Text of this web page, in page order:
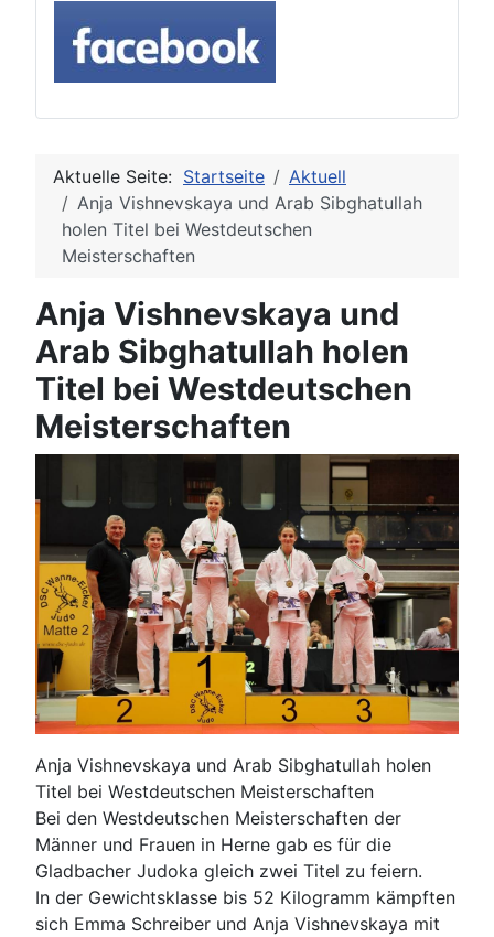
Aktuelle Seite: Startseite
Aktuell
Anja Vishnevskaya und Arab Sibghatullah
holen Titel bei Westdeutschen
Meisterschaften
Anja Vishnevskaya und
Arab Sibghatullah holen
Titel bei Westdeutschen
Meisterschaften
Anja Vishnevskaya und Arab Sibghatullah holen
Titel bei Westdeutschen Meisterschaften
Bei den Westdeutschen Meisterschaften der
Männer und Frauen in Herne gab es für die
Gladbacher Judoka gleich zwei Titel zu feiern.
In der Gewichtsklasse bis 52 Kilogramm kämpften
sich Emma Schreiber und Anja Vishnevskaya mit